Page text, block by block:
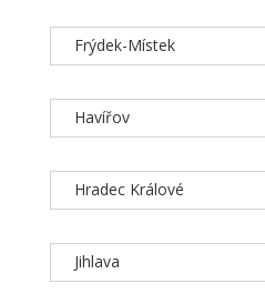
Frýdek-Místek
Havířov
Hradec Králové
Jihlava